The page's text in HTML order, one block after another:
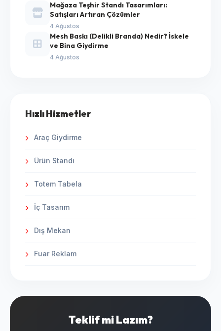
Mağaza Teşhir Standı Tasarımları:
Satışları Artıran Çözümler
4 Ağustos
Mesh Baskı (Delikli Branda) Nedir? İskele
ve Bina Giydirme
4 Ağustos
Hızlı Hizmetler
Araç Giydirme
Ürün Standı
Totem Tabela
İç Tasarım
Dış Mekan
Fuar Reklam
Teklif mi Lazım?